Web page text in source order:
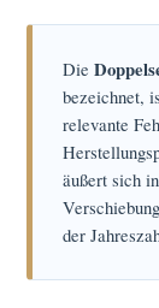
Die
bezeichnet,
relevante
äußert sich
der